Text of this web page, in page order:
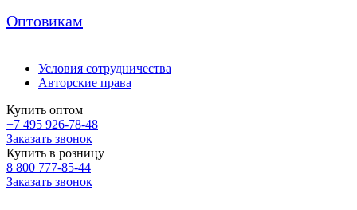
Оптовикам
Условия сотрудничества
Авторские права
Купить оптом
+7 495 926-78-48
Заказать звонок
Купить в розницу
8 800 777-85-44
Заказать звонок